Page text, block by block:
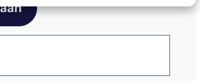
voor 24,25
€29,95€26,95